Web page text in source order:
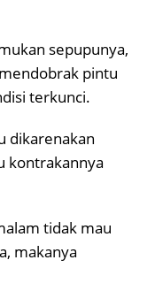
sepupunya,
pintu
terkunci.
dikarenakan
kontrakannya
tidak mau
makanya